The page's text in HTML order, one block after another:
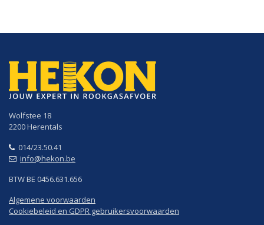
Wolfstee 18
2200 Herentals
014/23.50.41
info@hekon.be
BTW BE 0456.631.656
Algemene voorwaarden
Cookiebeleid en GDPR gebruikersvoorwaarden